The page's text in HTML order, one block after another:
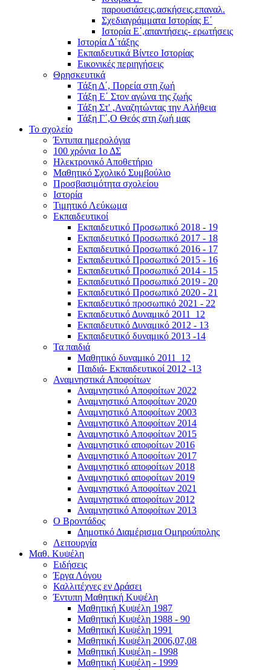
παρουσιάσεις,ασκήσεις,επαναλ.
Σχεδιαγράμματα Ιστορίας Ε΄
Ιστορία Ε΄,απαντήσεις- ερωτήσεις
Ιστορία Δ΄τάξης
Εκπαιδευτικά Βίντεο Ιστορίας
Εικονικές περιηγήσεις
Θρησκευτικά
Τάξη Δ΄, Πορεία στη ζωή
Τάξη Ε΄ Στον αγώνα της ζωής
Τάξη Στ' ,Αναζητώντας την Αλήθεια
Τάξη Γ΄,Ο Θεός στη ζωή μας
Το σχολείο
Έντυπα ημερολόγια
100 χρόνια 1ο ΔΣ
Ηλεκτρονικό Αποθετήριο
Μαθητικό Σχολικό Συμβούλιο
Προσβασιμότητα σχολείου
Ιστορία
Τιμητικό Λεύκωμα
Εκπαιδευτικοί
Εκπαιδευτικό Προσωπικό 2018 - 19
Εκπαιδευτικό Προσωπικό 2017 - 18
Εκπαιδευτικό Προσωπικό 2016 - 17
Εκπαιδευτικό Προσωπικό 2015 - 16
Εκπαιδευτικό Προσωπικό 2014 - 15
Εκπαιδευτικό Προσωπικό 2019 - 20
Εκπαιδευτικό Προσωπικό 2020 - 21
Εκπαιδευτικό προσωπικό 2021 - 22
Εκπαιδευτικό Δυναμικό 2011_12
Εκπαιδευτικό Δυναμικό 2012 - 13
Εκπαιδευτικό δυναμικό 2013 -14
Τα παιδιά
Μαθητικό δυναμικό 2011_12
Παιδιά- Εκπαιδευτικοί 2012 -13
Αναμνηστικά Αποφοίτων
Αναμνηστικό Αποφοίτων 2022
Αναμνηστικό Αποφοίτων 2020
Αναμνηστικό Αποφοίτων 2003
Αναμνηστικό Αποφοίτων 2014
Αναμνηστικό Αποφοίτων 2015
Αναμνηστικό αποφοίτων 2016
Αναμνηστικό Αποφοίτων 2017
Αναμνηστικό αποφοίτων 2018
Αναμνηστικό αποφοίτων 2019
Αναμνηστικό Αποφοίτων 2021
Αναμνηστικό αποφοίτων 2012
Αναμνηστικό Αποφοίτων 2013
Ο Βροντάδος
Δημοτικό Διαμέρισμα Ομηρούπολης
Λειτουργία
Μαθ. Κυψέλη
Ειδήσεις
Έργα Λόγου
Καλλιτέχνες εν Δράσει
Έντυπη Μαθητική Κυψέλη
Μαθητική Κυψέλη 1987
Μαθητική Κυψέλη 1988 - 90
Μαθητική Κυψέλη 1991
Μαθητική Κυψέλη 2006,07,08
Μαθητική Κυψέλη - 1998
Μαθητική Κυψέλη - 1999